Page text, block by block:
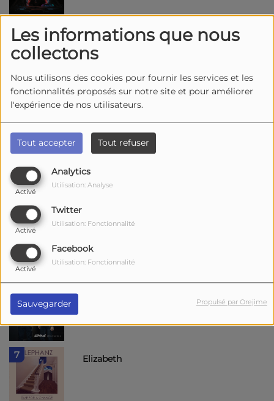
Les informations que nous
collectons
Nous utilisons des cookies pour fournir les services et les
fonctionnalités proposés sur notre site et pour améliorer
l'expérience de nos utilisateurs.
Tout accepter Tout refuser
Analytics
Activé
Utilisation: Analyse
Twitter
Activé
Utilisation: Fonctionnalité
Facebook
Activé
Utilisation: Fonctionnalité
Sauvegarder Propulsé par Orejime
2 Bullitt - Bonus Track
3
4 Time for a Change
5
6
7 Elizabeth